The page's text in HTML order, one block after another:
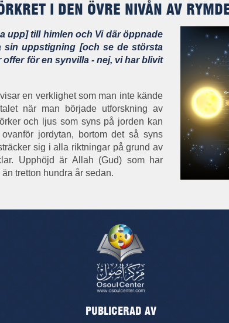
I DEN ÖVRE NIVÅN AV
upp] till himlen och Vi där öppnade
sin uppstigning [och se de största
för en synvilla - nej, vi har blivit
en verklighet som man inte kände
när man började utforskning av
och ljus som syns på jorden kan
jordytan, bortom det så syns
sig i alla riktningar på grund av
Upphöjd är Allah (Gud) som har
tretton hundra år sedan.
PUBLICERAD AV